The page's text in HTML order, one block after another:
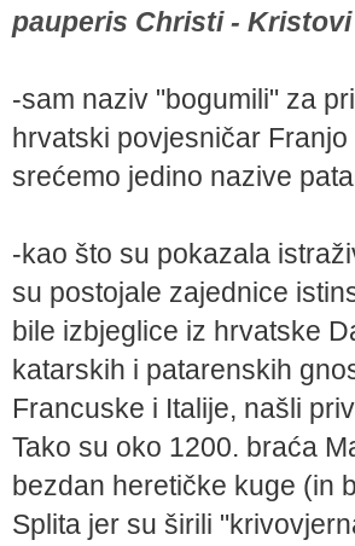
pauperis Christi -
-sam naziv "bogumili" za
hrvatski povjesničar
srećemo jedino nazive
-kao što su pokazala
su postojale zajednice
bile izbjeglice iz hrvatske
katarskih i patarenskih
Francuske i Italije, našli
Tako su oko 1200. braća
bezdan heretičke kuge (in
Splita jer su širili